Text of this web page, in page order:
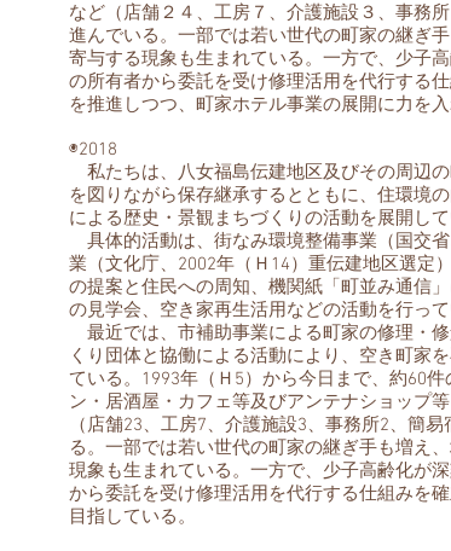
など（店舗２４、工房７、介護施設３、事務
進んでいる。一部では若い世代の町家の継ぎ
寄与する現象も生まれている。一方で、少子
の所有者から委託を受け修理活用を代行する
を推進しつつ、町家ホテル事業の展開に力を入
◉2018
私たちは、八女福島伝建地区及びその周辺
を図りながら保存継承するとともに、住環境
による歴史・景観まちづくりの活動を展開して
具体的活動は、街なみ環境整備事業（国交
業（文化庁、2002年（Ｈ14）重伝建地区選定
の提案と住民への周知、機関紙「町並み通信
の見学会、空き家再生活用などの活動を行って
最近では、市補助事業による町家の修理・
くり団体と協働による活動により、空き町家
ている。1993年（Ｈ5）から今日まで、約60
ン・居酒屋・カフェ等及びアンテナショップ
（店舗23、工房7、介護施設3、事務所2、簡
る。一部では若い世代の町家の継ぎ手も増え
現象も生まれている。一方で、少子高齢化が
から委託を受け修理活用を代行する仕組みを
目指している。